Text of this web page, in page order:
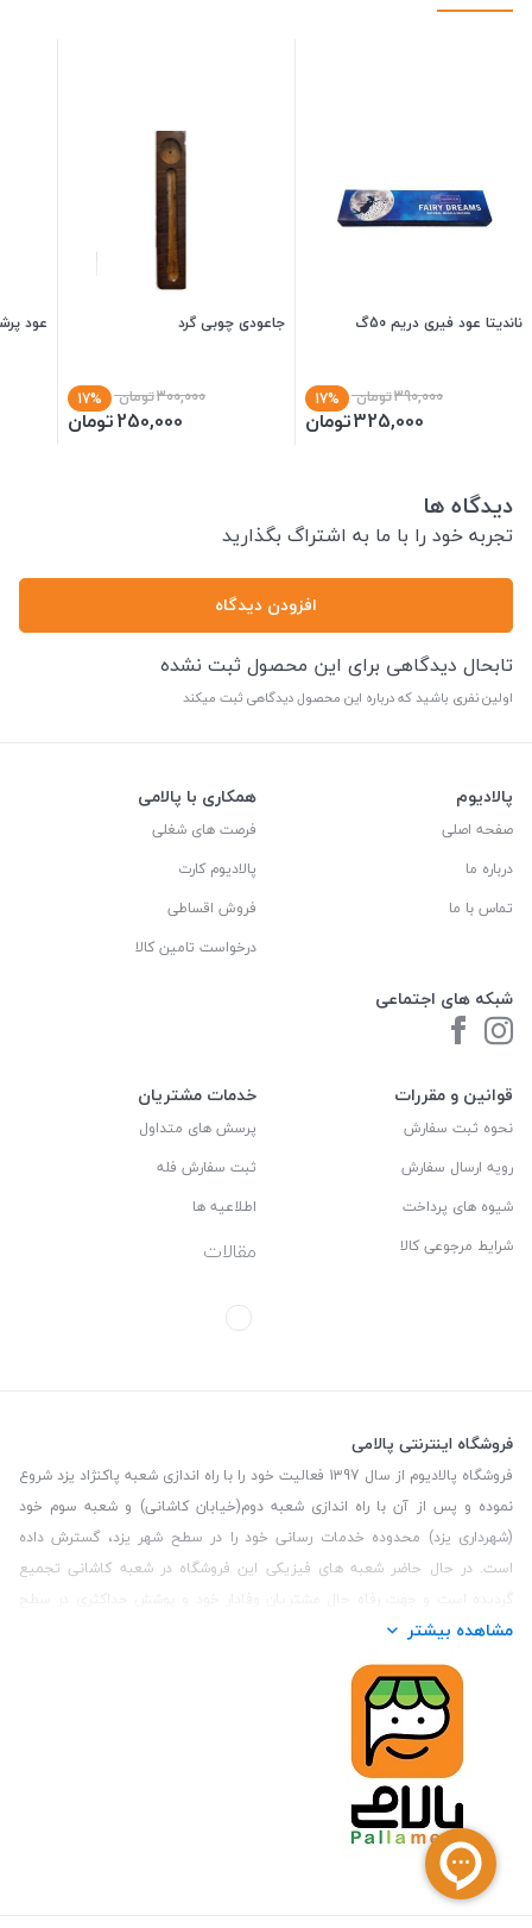
ناندیتا عود فیری دریم 50گ
390,000تومان 17%
325,000تومان
جاعودی چوبی گرد
300,000تومان 17%
250,000تومان
عود
دیدگاه ها
تجربه خود را با ما به اشتراگ بگذارید
افزودن دیدگاه
تابحال دیدگاهی برای این محصول ثبت نشده
اولین نفری باشید که درباره این محصول دیدگاهی ثبت میکند
پالادیوم
صفحه اصلی
درباره ما
تماس با ما
شبکه های اجتماعی
همکاری با پالامی
فرصت های شغلی
پالادیوم کارت
فروش اقساطی
درخواست تامین کالا
قوانین و مقررات
نحوه ثبت سفارش
رویه ارسال سفارش
شیوه های پرداخت
شرایط مرجوعی کالا
خدمات مشتریان
پرسش های متداول
ثبت سفارش فله
اطلاعیه ها
مقالات
فروشگاه اینترنتی پالامی
فروشگاه پالادیوم از سال 1397 فعالیت خود را با راه اندازی شعبه پاکنژاد یزد شروع
نموده و پس از آن با راه اندازی شعبه دوم(خیابان کاشانی) و شعبه سوم خود
(شهرداری یزد) محدوده خدمات رسانی خود را در سطح شهر یزد، گسترش داده
است. در حال حاضر شعبه های فیزیکی این فروشگاه در شعبه کاشانی تجمیع
گردیده است و جهت رفاه حال مشتریان وفادار خود و پوشش حداکثری در سطح
استان یزد و همچنین مشتریان سطح کشور، فروشگاه اینترنتی پالامی را راه اندازی
نموده است. هدف فروشگاه اینترنتی پالامی فراهم نمودن یک خرید اینترنتی
مطمئن، با کالاهای متنوع، باکیفیت و دارای قیمت مناسب می باشد که مشتری
بتواند در مدت زمان کوتاه کالاهای خود را سفارش داده و در زمان مورد نظر خود
تحویل بگیرد و در صورت وجود عدم تطابق سفارش و کالای تحویل شده ضمانت
بازگشت کالا هم داشته باشد. سابقه درخشان در فروش حضوری و جذب مشتریان و
انعقاد قرارداد با ارگان های دولتی و خصوصی از افتخارات این مجموعه می باشد.
یکی از مهم‌ترین دغدغه‌های کاربران خرید اینترنتی، این است که کالای خریداری
شده در زمان مورد نظر آنها بدستشان برسد، لذا فروشگاه اینترنتی پالامی این
قابلیت را دارد تا علاوه بر روش تعیین روز و ساعت تحویل سفارش به مشتری،
مشاهده بیشتر